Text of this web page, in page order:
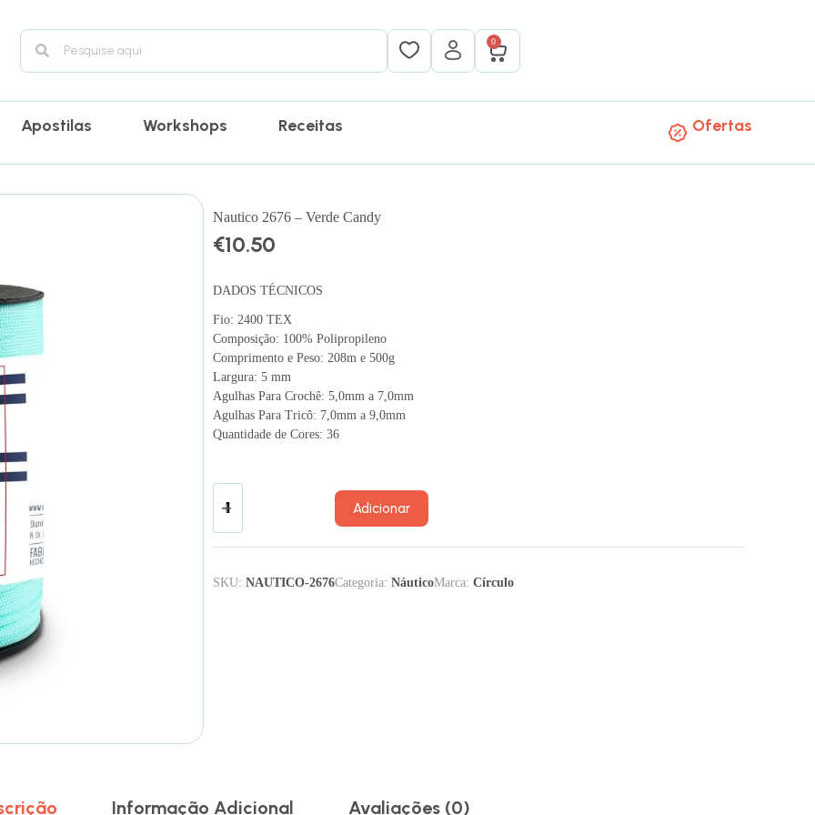
0
Apostilas Workshops Receitas Ofertas
Nautico 2676 – Verde Candy
€10.50
DADOS TÉCNICOS
Fio: 2400 TEX
Composição: 100% Polipropileno
Comprimento e Peso: 208m e 500g
Largura: 5 mm
Agulhas Para Crochê: 5,0mm a 7,0mm
Agulhas Para Tricô: 7,0mm a 9,0mm
Quantidade de Cores: 36
Adicionar
SKU: NAUTICO-2676Categoria: NáuticoMarca: Círculo
Informação Adicional Avaliações (0)